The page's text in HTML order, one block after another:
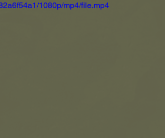
1080p/mp4/file.mp4